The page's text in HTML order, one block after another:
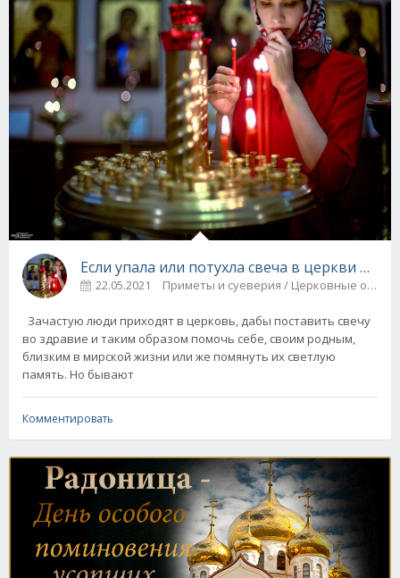
Если упала или потухла свеча в церкви и
22.05.2021 Приметы и суеверия / Церковные
Зачастую люди приходят в церковь, дабы поставить свечу
во здравие и таким образом помочь себе, своим родным,
близким в мирской жизни или же помянуть их светлую
память. Но бывают
Комментировать